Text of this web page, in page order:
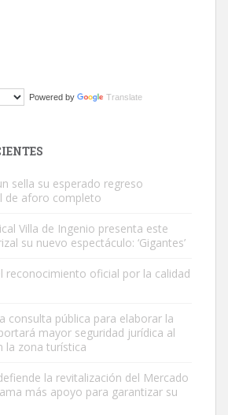
a llevar a Los Gatos callejeros de la zona los
en la calle hace menos de un mes,
| 9.7.2025
Powered by Translate
sella su esperado regreso
de aforo completo
Villa de Ingenio presenta este
su nuevo espectáculo: ‘Gigantes’
reconocimiento oficial por la calidad
consulta pública para elaborar la
mayor seguridad jurídica al
la zona turística
la revitalización del Mercado
más apoyo para garantizar su